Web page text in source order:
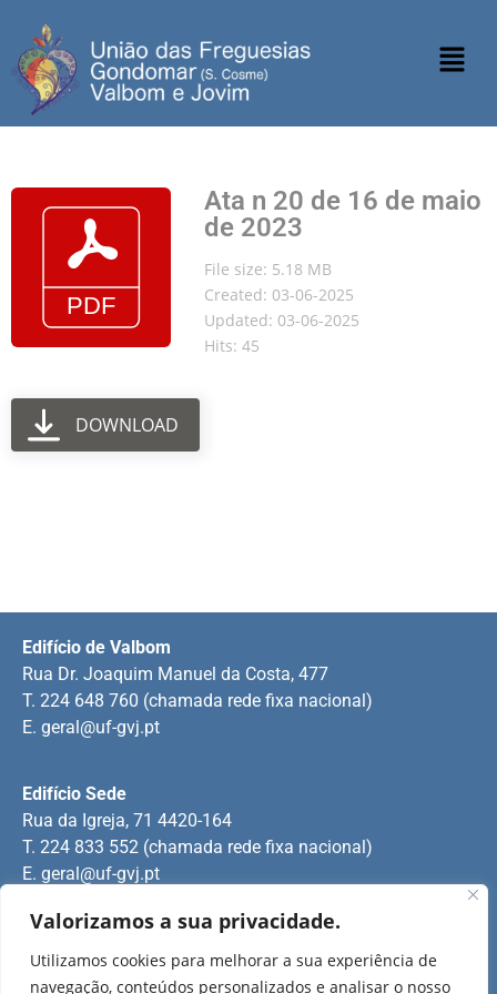
Valorizamos a sua privacidade.
Utilizamos cookies para melhorar a sua experiência de
navegação, conteúdos personalizados e analisar o nosso
Ata n 20 de 16 de maio
de 2023
File size: 5.18 MB
Created: 03-06-2025
Updated: 03-06-2025
Hits: 45
DOWNLOAD
Rua Manuel Pinto Martins
Edifício Sede
Rua da Igreja, 71 4420-164
T. 224 833 552 (chamada rede fixa nacional)
E. geral@uf-gvj.pt
Edifício de Valbom
Rua Dr. Joaquim Manuel da Costa, 477
T. 224 648 760 (chamada rede fixa nacional)
E. geral@uf-gvj.pt